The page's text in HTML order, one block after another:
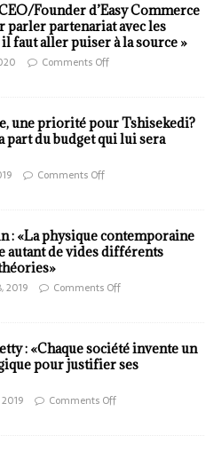
Founder d’Easy Commerce
parler partenariat avec les
faut aller puiser à la source »
Comments Off
une priorité pour Tshisekedi?
part du budget qui lui sera
Comments Off
: «La physique contemporaine
autant de vides différents
2019 Comments Off
: «Chaque société invente un
pour justifier ses
Comments Off